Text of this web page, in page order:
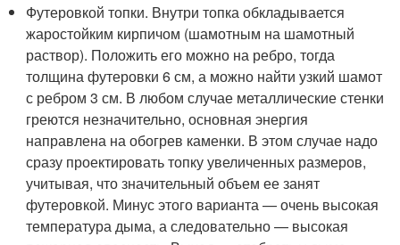
Футеровкой топки. Внутри топка обкладывается
жаростойким кирпичом (шамотным на шамотный
раствор). Положить его можно на ребро, тогда
толщина футеровки 6 см, а можно найти узкий шамот
с ребром 3 см. В любом случае металлические стенки
греются незначительно, основная энергия
направлена на обогрев каменки. В этом случае надо
сразу проектировать топку увеличенных размеров,
учитывая, что значительный объем ее занят
футеровкой. Минус этого варианта — очень высокая
температура дыма, а следовательно — высокая